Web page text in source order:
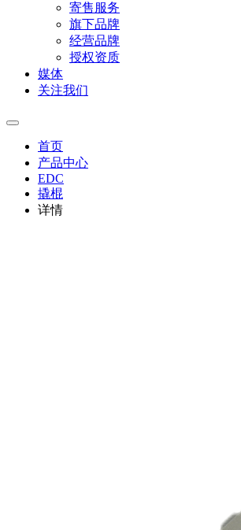
寄售服务
旗下品牌
经营品牌
授权资质
媒体
关注我们
首页
产品中心
EDC
撬棍
详情